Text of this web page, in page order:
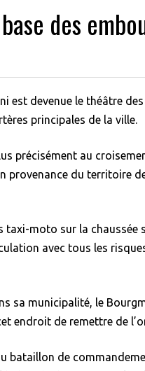
des
est devenue le théâtre
principales de la ville.
précisément au
provenance du territoire
taxi-moto sur la chaussée
avec tous les
sa municipalité, le
endroit de remettre de
bataillon de